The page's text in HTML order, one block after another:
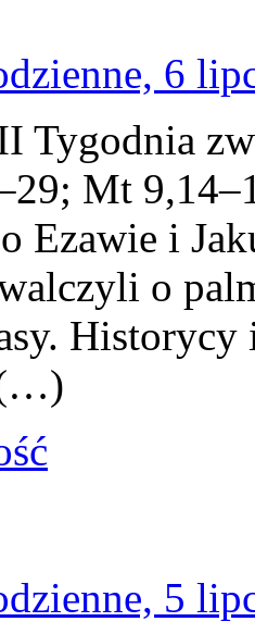
6
Tygodnia
Mt
Ezawie i
o
(…)
5